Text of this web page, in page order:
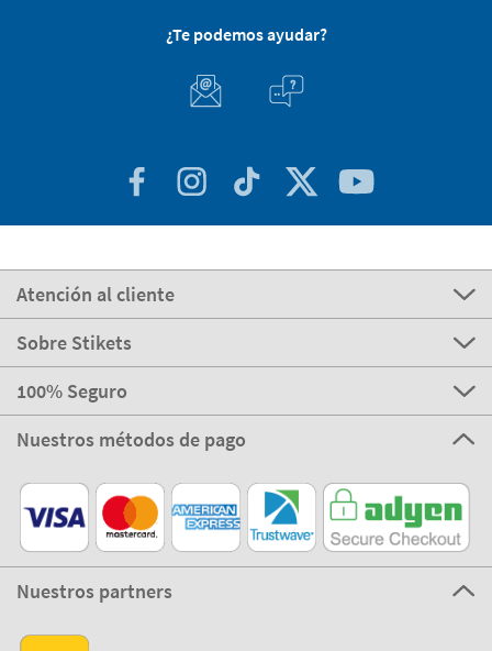
¿Te podemos ayudar?
Atención al cliente
Sobre Stikets
100% Seguro
Nuestros métodos de pago
Nuestros partners